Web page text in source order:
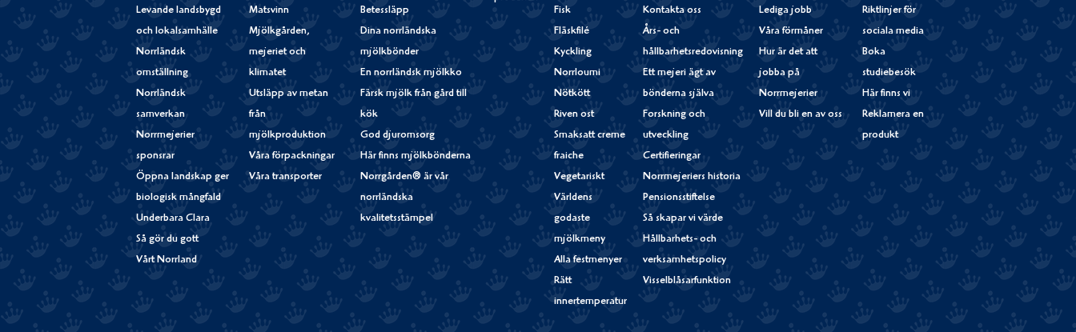
Levande landsbygd
och lokalsamhälle
Norrländsk
omställning
Norrländsk
samverkan
Norrmejerier
sponsrar
Öppna landskap ger
biologisk mångfald
Underbara Clara
Så gör du gott
Vårt Norrland
Matsvinn
Mjölkgården,
mejeriet och
klimatet
Utsläpp av metan
från
mjölkproduktion
Våra förpackningar
Våra transporter
Betessläpp
Dina norrländska
mjölkbönder
En norrländsk mjölkko
Färsk mjölk från gård till
kök
God djuromsorg
Här finns mjölkbönderna
Norrgården® är vår
norrländska
kvalitetsstämpel
Fisk
Fläskfilé
Kyckling
Norrloumi
Nötkött
Riven ost
Smaksatt creme
fraiche
Vegetariskt
Världens
godaste
mjölkmeny
Alla festmenyer
Rätt
innertemperatur
Kontakta oss
Års- och
hållbarhetsredovisning
Ett mejeri ägt av
bönderna själva
Forskning och
utveckling
Certifieringar
Norrmejeriers historia
Pensionsstiftelse
Så skapar vi värde
Hållbarhets- och
verksamhetspolicy
Visselblåsarfunktion
Lediga jobb
Våra förmåner
Hur är det att
jobba på
Norrmejerier
Vill du bli en av oss
Riktlinjer för
sociala media
Boka
studiebesök
Här finns vi
Reklamera en
produkt